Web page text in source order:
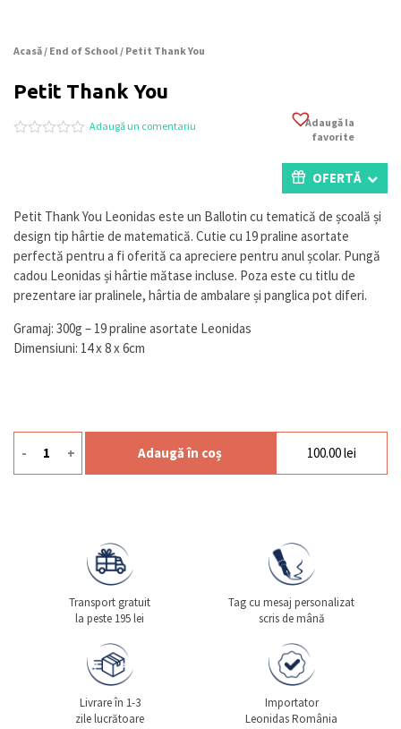
Acasă/ End of School/ Petit Thank You
Petit Thank You
pe
a
evaluări
de
la
clienți
Adaugă un comentariu
Adaugă la
favorite
OFERTĂ
Petit Thank You Leonidas este un Ballotin cu tematică de școală și
design tip hârtie de matematică. Cutie cu 19 praline asortate
perfectă pentru a fi oferită ca apreciere pentru anul școlar. Pungă
cadou Leonidas și hârtie mătase incluse. Poza este cu titlu de
prezentare iar pralinele, hârtia de ambalare și panglica pot diferi.
Gramaj: 300g – 19 praline asortate Leonidas
Dimensiuni: 14 x 8 x 6cm
Cantitate Petit Thank You
- + Adaugă în coș 100.00lei
Transport gratuit
la peste 195 lei
Tag cu mesaj personalizat
scris de mână
Livrare în 1-3
zile lucrătoare
Importator
Leonidas România